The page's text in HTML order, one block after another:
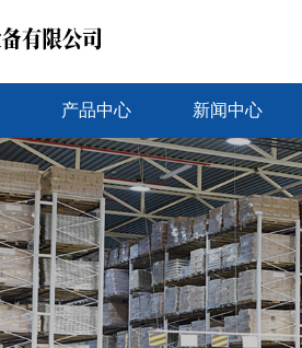
产品中心 新闻中心